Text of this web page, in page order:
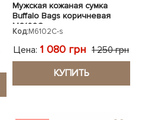
Мужская кожаная сумка
Buffalo Bags коричневая
M6102C
Код:M6102C-s
Цена: 1 080 грн 1 250 грн
КУПИТЬ